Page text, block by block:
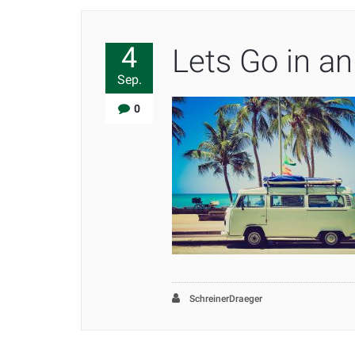
4
Sep.
0
Lets Go in
SchreinerDraeger